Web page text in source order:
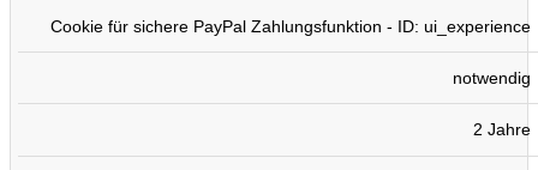
Cookie für sichere PayPal Zahlungsfunktion - ID: ui_experience
notwendig
2 Jahre